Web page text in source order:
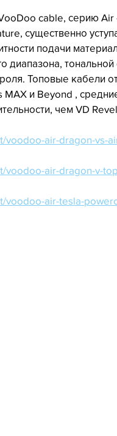
cable, серию
существенно
подачи
диапазона, тональной
Топовые кабели
и Beyond ,
чем VD
voodoo-air-dragon-vs-
voodoo-air-dragon-v-
voodoo-air-tesla-